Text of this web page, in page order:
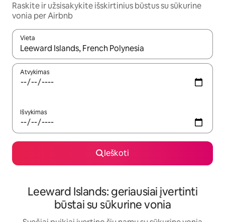
Raskite ir užsisakykite išskirtinius būstus su sūkurine
vonia per Airbnb
Vieta
Kai pasirodys paieškos rezultatai, juos naršyti galite
Atvykimas
Išvykimas
Ieškoti
Leeward Islands: geriausiai įvertinti
būstai su sūkurine vonia